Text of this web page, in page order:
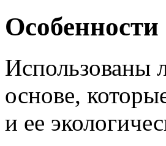
Использованы
основе,
и ее